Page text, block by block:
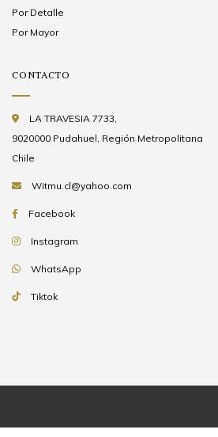
Por Detalle
Por Mayor
CONTACTO
LA TRAVESIA 7733,
9020000 Pudahuel, Región Metropolitana
Chile
Witmu.cl@yahoo.com
Facebook
Instagram
WhatsApp
Tiktok